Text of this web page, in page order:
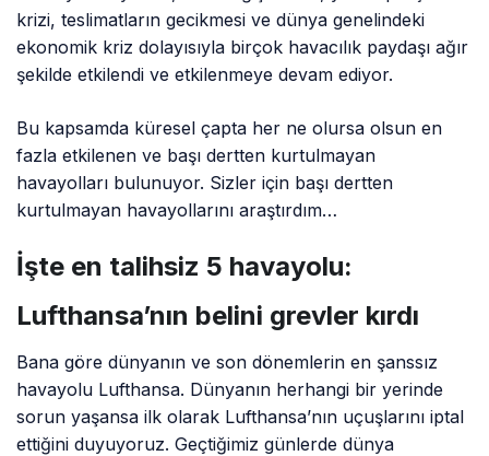
krizi, teslimatların gecikmesi ve dünya genelindeki
ekonomik kriz dolayısıyla birçok havacılık paydaşı ağır
şekilde etkilendi ve etkilenmeye devam ediyor.
Bu kapsamda küresel çapta her ne olursa olsun en
fazla etkilenen ve başı dertten kurtulmayan
havayolları bulunuyor. Sizler için başı dertten
kurtulmayan havayollarını araştırdım…
İşte en talihsiz 5 havayolu:
Lufthansa’nın belini grevler kırdı
Bana göre dünyanın ve son dönemlerin en şanssız
havayolu Lufthansa. Dünyanın herhangi bir yerinde
sorun yaşansa ilk olarak Lufthansa’nın uçuşlarını iptal
ettiğini duyuyoruz. Geçtiğimiz günlerde dünya